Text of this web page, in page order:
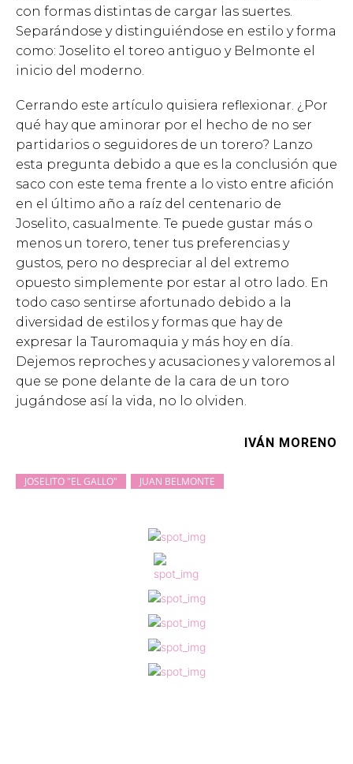
con formas distintas de cargar las suertes.
Separándose y distinguiéndose en estilo y forma
como: Joselito el toreo antiguo y Belmonte el
inicio del moderno.
Cerrando este artículo quisiera reflexionar. ¿Por
qué hay que aminorar por el hecho de no ser
partidarios o seguidores de un torero? Lanzo
esta pregunta debido a que es la conclusión que
saco con este tema frente a lo visto entre afición
en el último año a raíz del centenario de
Joselito, casualmente. Te puede gustar más o
menos un torero, tener tus preferencias y
gustos, pero no despreciar al del extremo
opuesto simplemente por estar al otro lado. En
todo caso sentirse afortunado debido a la
diversidad de estilos y formas que hay de
expresar la Tauromaquia y más hoy en día.
Dejemos reproches y acusaciones y valoremos al
que se pone delante de la cara de un toro
jugándose así la vida, no lo olviden.
IVÁN MORENO
JOSELITO "EL GALLO" JUAN BELMONTE